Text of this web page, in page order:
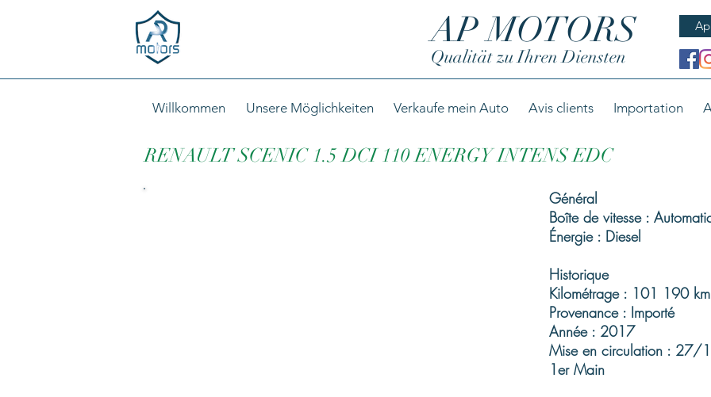
AP MOTORS
Qualität zu Ihren Diensten
Willkommen Unsere Möglichkeiten Verkaufe mein Auto Avis clients Importation
RENAULT SCENIC 1.5 DCI 110 ENERGY INTENS EDC
Général
Boîte de vitesse :
Énergie : Diesel
Historique
Kilométrage : 101 190 km
Provenance : Importé
Année : 2017
Mise en circulation :
1er Main